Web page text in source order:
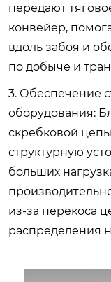
передают
конвейер,
вдоль забоя и
по добыче и
3. Обеспечение
оборудования:
скребковой
структурную
больших
из-за перекоса
распределения